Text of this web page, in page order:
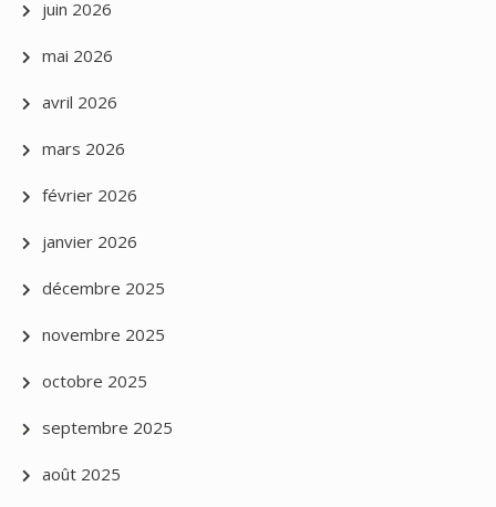
juin 2026
mai 2026
avril 2026
mars 2026
février 2026
janvier 2026
décembre 2025
novembre 2025
octobre 2025
septembre 2025
août 2025